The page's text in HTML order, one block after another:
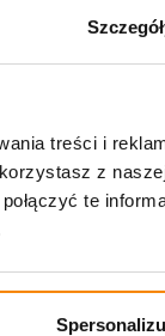
treści i
z
te